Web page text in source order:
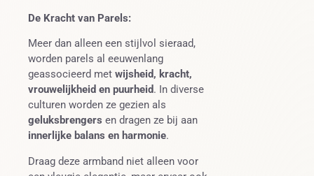
De Kracht van Parels:
Meer dan alleen een stijlvol sieraad,
worden parels al eeuwenlang
geassocieerd met wijsheid, kracht,
vrouwelijkheid en puurheid. In diverse
culturen worden ze gezien als
geluksbrengers en dragen ze bij aan
innerlijke balans en harmonie.
Draag deze armband niet alleen voor